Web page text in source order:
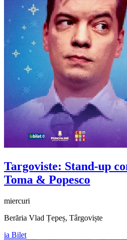
Targoviste: Stand-up
Toma & Popesco
miercuri
Berăria Vlad Țepeș, Târgoviște
ia Bilet